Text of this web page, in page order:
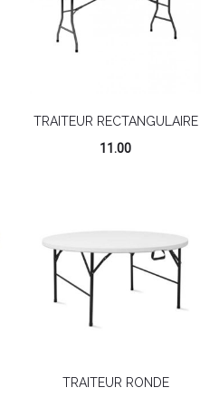
TRAITEUR RECTANGULAIRE
11.00
TRAITEUR RONDE